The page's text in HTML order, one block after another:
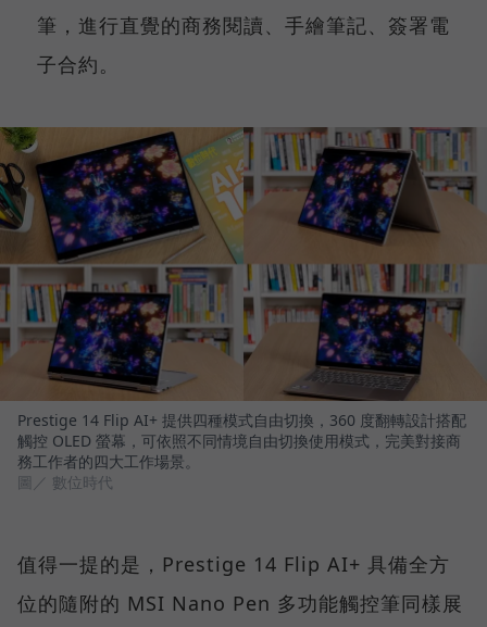
筆，進行直覺的商務閱讀、手繪筆記、簽署電
子合約。
Prestige 14 Flip AI+ 提供四種模式自由切換，360 度翻轉設計搭配
觸控 OLED 螢幕，可依照不同情境自由切換使用模式，完美對接商
務工作者的四大工作場景。
圖／ 數位時代
值得一提的是，Prestige 14 Flip AI+ 具備全方
位的隨附的 MSI Nano Pen 多功能觸控筆同樣展